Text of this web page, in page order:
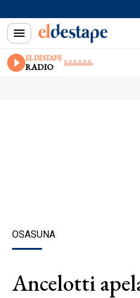
EL DESTAPE
RADIO
OSASUNA
Ancelotti